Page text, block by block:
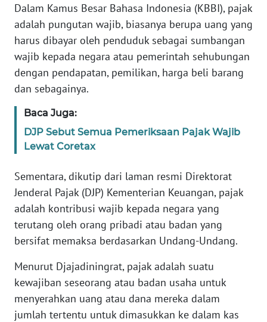
Dalam Kamus Besar Bahasa Indonesia (KBBI), pajak
adalah pungutan wajib, biasanya berupa uang yang
harus dibayar oleh penduduk sebagai sumbangan
wajib kepada negara atau pemerintah sehubungan
dengan pendapatan, pemilikan, harga beli barang
dan sebagainya.
Baca Juga:
DJP Sebut Semua Pemeriksaan Pajak Wajib
Lewat Coretax
Sementara, dikutip dari laman resmi Direktorat
Jenderal Pajak (DJP) Kementerian Keuangan, pajak
adalah kontribusi wajib kepada negara yang
terutang oleh orang pribadi atau badan yang
bersifat memaksa berdasarkan Undang-Undang.
Menurut Djajadiningrat, pajak adalah suatu
kewajiban seseorang atau badan usaha untuk
menyerahkan uang atau dana mereka dalam
jumlah tertentu untuk dimasukkan ke dalam kas
MEDIA
SIBER
REDAKSI
DISCLAIMER
News
Regional
WN
SUMUT
WN
JAKARTA
WN